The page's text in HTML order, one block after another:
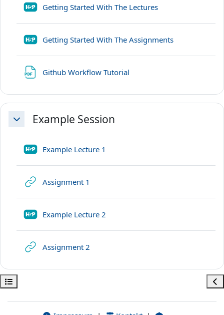
Открыть оглавление курса
Getting Started With The LecturesH5P
Getting Started With The AssignmentsH5P
Github Workflow Tutorial
СвернутьExample Session
Example Lecture 1
Assignment 1
Example Lecture 2
Assignment 2